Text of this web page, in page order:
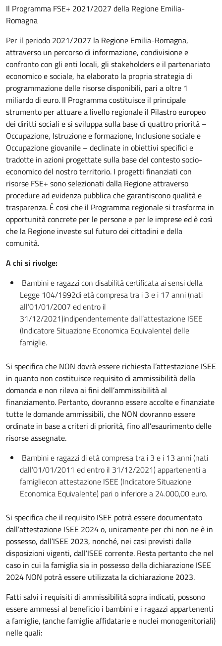
Il Programma FSE+ 2021/2027 della Regione Emilia-
Romagna
Per il periodo 2021/2027 la Regione Emilia-Romagna,
attraverso un percorso di informazione, condivisione e
confronto con gli enti locali, gli stakeholders e il partenariato
economico e sociale, ha elaborato la propria strategia di
programmazione delle risorse disponibili, pari a oltre 1
miliardo di euro. Il Programma costituisce il principale
strumento per attuare a livello regionale il Pilastro europeo
dei diritti sociali e si sviluppa sulla base di quattro priorità –
Occupazione, Istruzione e formazione, Inclusione sociale e
Occupazione giovanile – declinate in obiettivi specifici e
tradotte in azioni progettate sulla base del contesto socio-
economico del nostro territorio. I progetti finanziati con
risorse FSE+ sono selezionati dalla Regione attraverso
procedure ad evidenza pubblica che garantiscono qualità e
trasparenza. È cosi che il Programma regionale si trasforma in
opportunità concrete per le persone e per le imprese ed è così
che la Regione investe sul futuro dei cittadini e della
comunità.
A chi si rivolge:
Bambini e ragazzi con disabilità certificata ai sensi della
Legge 104/1992di età compresa tra i 3 e i 17 anni (nati
all’01/01/2007 ed entro il
31/12/2021)indipendentemente dall’attestazione ISEE
(Indicatore Situazione Economica Equivalente) delle
famiglie.
Si specifica che NON dovrà essere richiesta l’attestazione ISEE
in quanto non costituisce requisito di ammissibilità della
domanda e non rileva ai fini dell’ammissibilità al
finanziamento. Pertanto, dovranno essere accolte e finanziate
tutte le domande ammissibili, che NON dovranno essere
ordinate in base a criteri di priorità, fino all’esaurimento delle
risorse assegnate.
Bambini e ragazzi di età compresa tra i 3 e i 13 anni (nati
dall’01/01/2011 ed entro il 31/12/2021) appartenenti a
famigliecon attestazione ISEE (Indicatore Situazione
Economica Equivalente) pari o inferiore a 24.000,00 euro.
Si specifica che il requisito ISEE potrà essere documentato
dall’attestazione ISEE 2024 o, unicamente per chi non ne è in
possesso, dall’ISEE 2023, nonché, nei casi previsti dalle
disposizioni vigenti, dall’ISEE corrente. Resta pertanto che nel
caso in cui la famiglia sia in possesso della dichiarazione ISEE
2024 NON potrà essere utilizzata la dichiarazione 2023.
Fatti salvi i requisiti di ammissibilità sopra indicati, possono
essere ammessi al beneficio i bambini e i ragazzi appartenenti
a famiglie, (anche famiglie affidatarie e nuclei monogenitoriali)
nelle quali: